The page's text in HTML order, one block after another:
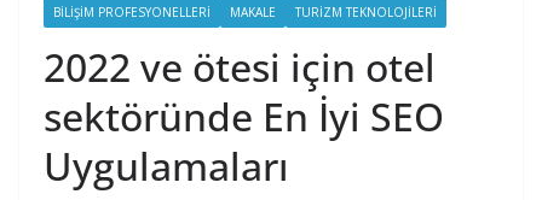
BILIŞIM PROFESYONELLERI MAKALE TURIZM TEKNOLOJILERI
2022 ve ötesi için otel
sektöründe En İyi SEO
Uygulamaları